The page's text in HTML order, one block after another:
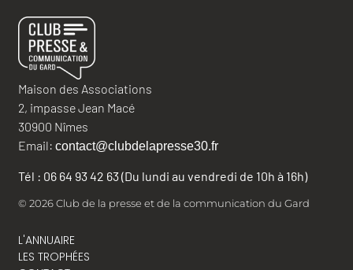
Maison des Associations
2, impasse Jean Macé
30900 Nîmes
Email: contact@clubdelapresse30.fr
Tél : 06 64 93 42 63 (Du lundi au vendredi de 10h à 16h)
© 2026 Club de la presse et de la communication du Gard
L'ANNUAIRE
LES TROPHÉES